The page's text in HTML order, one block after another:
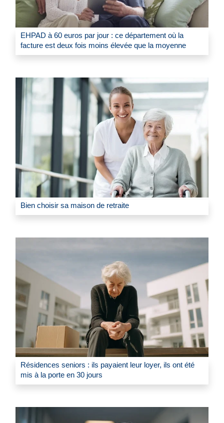
EHPAD à 60 euros par jour : ce département où la
facture est deux fois moins élevée que la moyenne
Bien choisir sa maison de retraite
Résidences seniors : ils payaient leur loyer, ils ont été
mis à la porte en 30 jours